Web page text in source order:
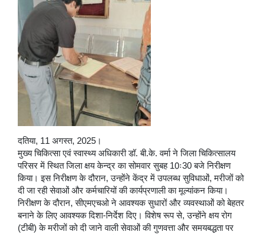
दतिया, 11 अगस्त, 2025।
मुख्य चिकित्सा एवं स्वास्थ्य अधिकारी डॉ. बी.के. वर्मा ने जिला चिकित्सालय
परिसर में स्थित जिला क्षय केन्द्र का सोमवार सुबह 10ः30 बजे निरीक्षण
किया। इस निरीक्षण के दौरान, उन्होंने केंद्र में उपलब्ध सुविधाओं, मरीजों को
दी जा रही सेवाओं और कर्मचारियों की कार्यप्रणाली का मूल्यांकन किया।
निरीक्षण के दौरान, सीएमएचओ ने आवश्यक सुधारों और व्यवस्थाओं को बेहतर
बनाने के लिए आवश्यक दिशा-निर्देश दिए। विशेष रूप से, उन्होंने क्षय रोग
(टीबी) के मरीजों को दी जाने वाली सेवाओं की गुणवत्ता और समयबद्धता पर